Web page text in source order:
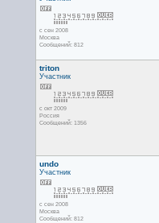
с сен 2008
Москва
Сообщений: 812
triton
Участник
с окт 2009
Россия
Сообщений: 1356
undo
Участник
с сен 2008
Москва
Сообщений: 812